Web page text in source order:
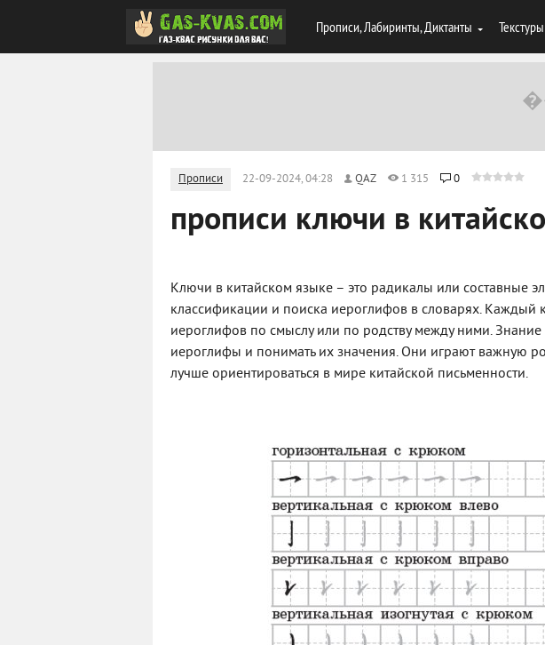
Прописи, Лабиринты, Диктанты Текстуры
Прописи 22-09-2024, 04:28 QAZ 1 315 0
прописи ключи в
Ключи в китайском языке – это радикалы или составные
классификации и поиска иероглифов в словарях. Каждый
иероглифов по смыслу или по родству между ними.
иероглифы и понимать их значения. Они играют важную
лучше ориентироваться в мире китайской письменности.